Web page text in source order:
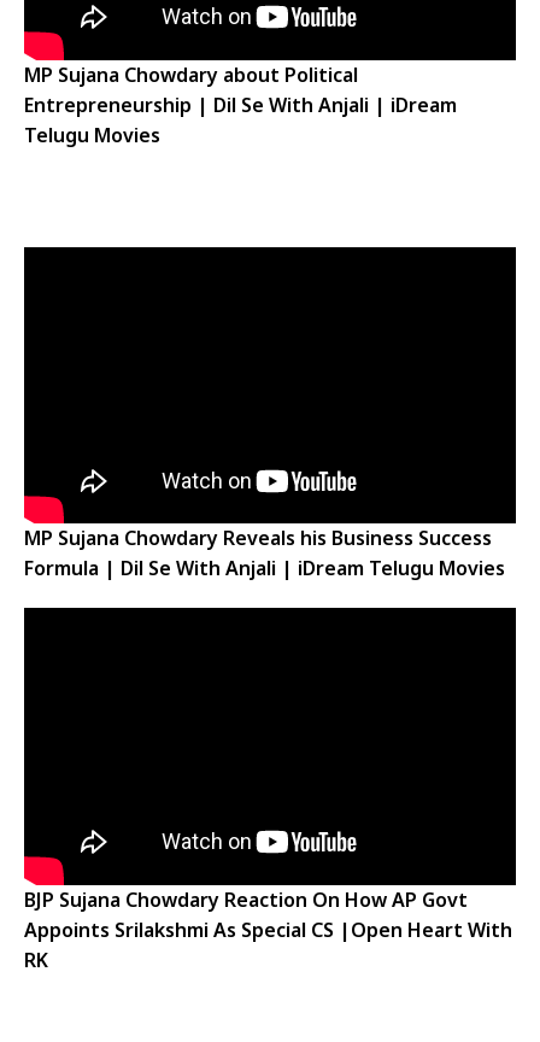
MP Sujana Chowdary about Political
Entrepreneurship | Dil Se With Anjali | iDream
Telugu Movies
MP Sujana Chowdary Reveals his Business Success
Formula | Dil Se With Anjali | iDream Telugu Movies
BJP Sujana Chowdary Reaction On How AP Govt
Appoints Srilakshmi As Special CS |Open Heart With
RK